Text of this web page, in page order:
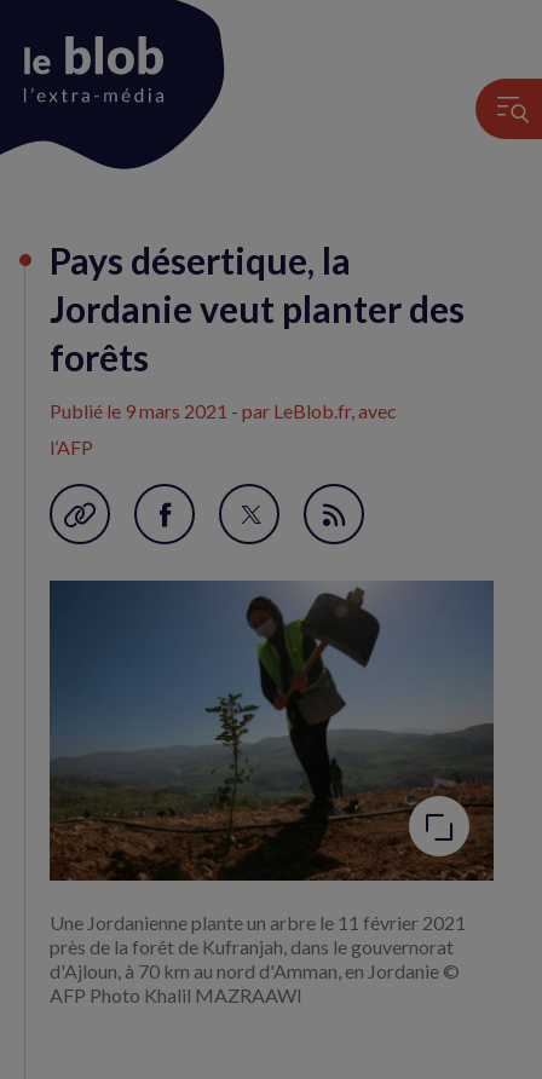
du
Pays désertique, la
Jordanie veut planter des
forêts
Publié le 9 mars 2021 - par LeBlob.fr, avec
l’AFP
Garder en favori
Partager
Facebook
Partager
Twitter
(nouvelle
fenêtre)
Flux
Agrandir
l'image
Une Jordanienne plante un arbre le 11 février 2021
près de la forêt de Kufranjah, dans le gouvernorat
d'Ajloun, à 70 km au nord d'Amman, en Jordanie ©
AFP Photo Khalil MAZRAAWI